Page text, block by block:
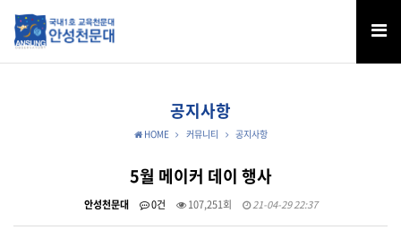
공지사항
HOME 커뮤니티 공지사항
5월 메이커 데이 행사
안성천문대 0건 107,251회 21-04-29 22:37